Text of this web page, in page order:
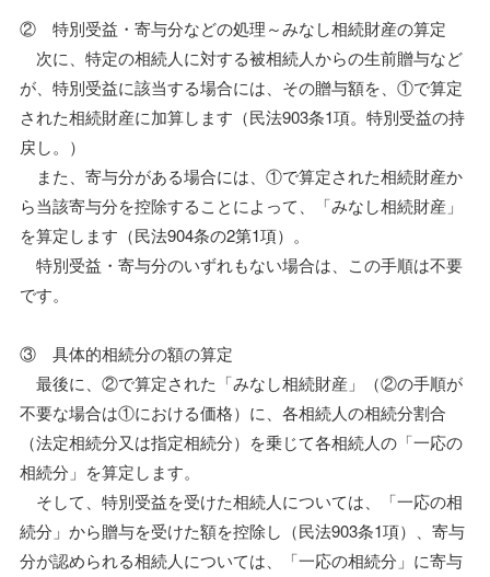
② 特別受益・寄与分などの処理～みなし相続財産の算定
次に、特定の相続人に対する被相続人からの生前贈与など
が、特別受益に該当する場合には、その贈与額を、①で算定
された相続財産に加算します（民法903条1項。特別受益の持
戻し。）
また、寄与分がある場合には、①で算定された相続財産か
ら当該寄与分を控除することによって、「みなし相続財産」
を算定します（民法904条の2第1項）。
特別受益・寄与分のいずれもない場合は、この手順は不要
です。
③ 具体的相続分の額の算定
最後に、②で算定された「みなし相続財産」（②の手順が
不要な場合は①における価格）に、各相続人の相続分割合
（法定相続分又は指定相続分）を乗じて各相続人の「一応の
相続分」を算定します。
そして、特別受益を受けた相続人については、「一応の相
続分」から贈与を受けた額を控除し（民法903条1項）、寄与
分が認められる相続人については、「一応の相続分」に寄与